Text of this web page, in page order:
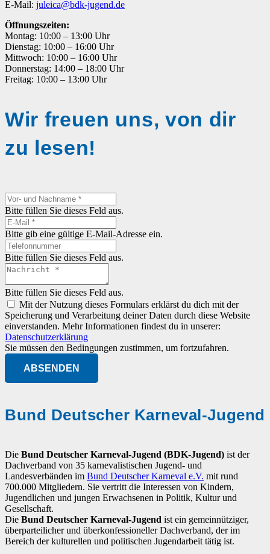
E-Mail: juleica@bdk-jugend.de
Öffnungszeiten:
Montag: 10:00 – 13:00 Uhr
Dienstag: 10:00 – 16:00 Uhr
Mittwoch: 10:00 – 16:00 Uhr
Donnerstag: 14:00 – 18:00 Uhr
Freitag: 10:00 – 13:00 Uhr
Wir freuen uns, von dir
zu lesen!
Bitte füllen Sie dieses Feld aus.
Bitte gib eine gültige E-Mail-Adresse ein.
Bitte füllen Sie dieses Feld aus.
Bitte füllen Sie dieses Feld aus.
Mit der Nutzung dieses Formulars erklärst du dich mit der
Speicherung und Verarbeitung deiner Daten durch diese Website
einverstanden. Mehr Informationen findest du in unserer:
Datenschutzerklärung
Sie müssen den Bedingungen zustimmen, um fortzufahren.
ABSENDEN
Bund Deutscher Karneval-Jugend
Die Bund Deutscher Karneval-Jugend (BDK-Jugend) ist der
Dachverband von 35 karnevalistischen Jugend- und
Landesverbänden im Bund Deutscher Karneval e.V. mit rund
700.000 Mitgliedern. Sie vertritt die Interessen von Kindern,
Jugendlichen und jungen Erwachsenen in Politik, Kultur und
Gesellschaft.
Die Bund Deutscher Karneval-Jugend ist ein gemeinnütziger,
überparteilicher und überkonfessioneller Dachverband, der im
Bereich der kulturellen und politischen Jugendarbeit tätig ist.